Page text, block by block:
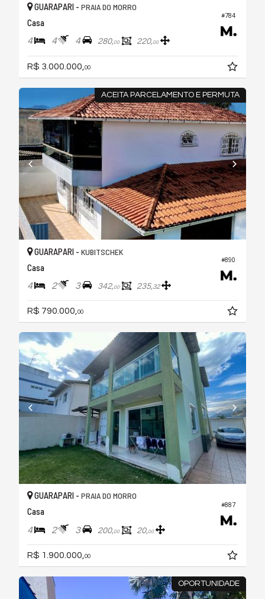
#784
GUARAPARI - PRAIA DO MORRO
Casa
4 4 4 280,00 220,00
R$ 3.000.000,00
ACEITA PARCELAMENTO E PERMUTA
#890
GUARAPARI - KUBITSCHEK
Casa
4 2 3 342,00 235,32
R$ 790.000, 00
#887
GUARAPARI - PRAIA DO MORRO
Casa
4 2 3 200,00 20,00
R$ 1.900.000,00
OPORTUNIDADE